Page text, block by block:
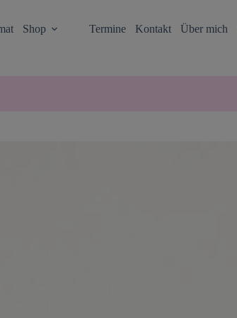
Shop Termine Kontakt Über mich